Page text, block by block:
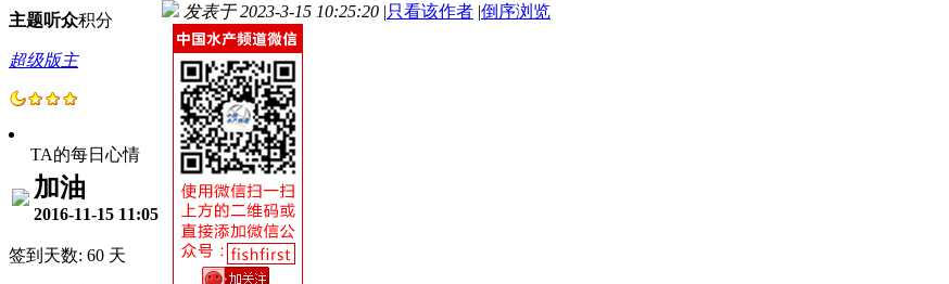
主题听众积分
超级版主
TA的每日心情
加油
2016-11-15 11:05
签到天数: 60 天
发表于 2023-3-15 10:25:20 |只看该作者 |倒序浏览